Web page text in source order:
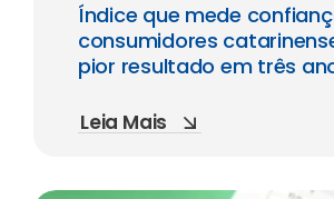
Índice que mede
consumidores
pior resultado em três
Leia Mais